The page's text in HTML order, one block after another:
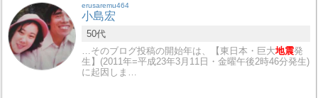
erusaremu464
小島宏
50代
…そのブログ投稿の開始年は、【東日本・巨大地震発
生】(2011年=平成23年3月11日・金曜午後2時46分発生)
に起因しま…